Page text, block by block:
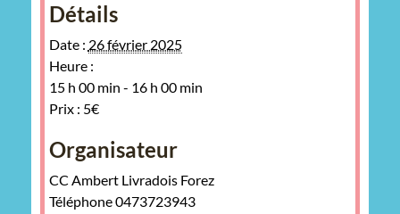
Détails
Date : 26 février 2025
Heure :
15 h 00 min - 16 h 00 min
Prix : 5€
Organisateur
CC Ambert Livradois Forez
Téléphone0473723943